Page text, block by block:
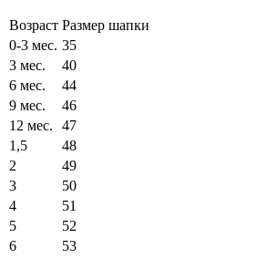
Возраст Размер шапки
0-3 мес. 35
3 мес.
40
6 мес.
44
9 мес.
46
12 мес.
47
1,5
48
2
49
3
50
4
51
5
52
6
53